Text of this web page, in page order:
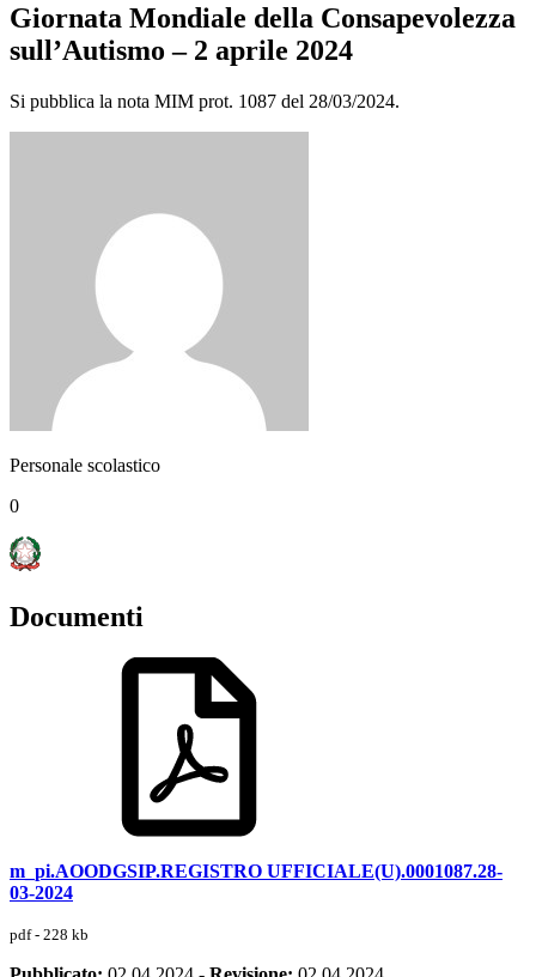
Giornata Mondiale della Consapevolezza
sull’Autismo – 2 aprile 2024
Si pubblica la nota MIM prot. 1087 del 28/03/2024.
Personale scolastico
0
Documenti
m_pi.AOODGSIP.REGISTRO UFFICIALE(U).0001087.28-
03-2024
pdf - 228 kb